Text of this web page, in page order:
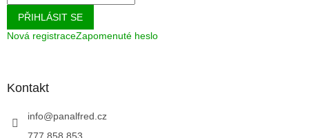
PŘIHLÁSIT SE
Nová registraceZapomenuté heslo
Kontakt
info@panalfred.cz
777 858 853